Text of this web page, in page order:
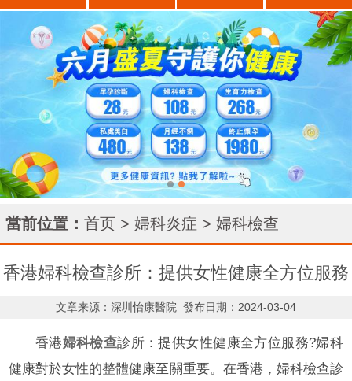
當前位置： 首页 > 婦科炎症 > 婦科檢查
香港婦科檢查診所：提供女性健康全方位服務
文章来源：深圳怡康醫院 發布日期：2024-03-04
香港婦科檢查診所：提供女性健康全方位服務?婦科
健康對於女性的整體健康至關重要。在香港，婦科檢查診